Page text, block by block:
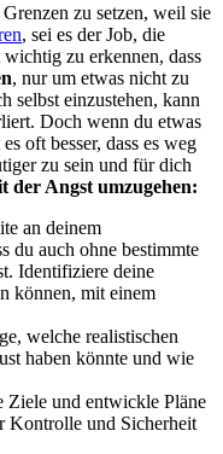
zu setzen, weil sie
, sei es der Job, die
zu erkennen, dass
, nur um etwas nicht zu
selbst einzustehen, kann
Doch wenn du etwas
oft besser, dass es weg
zu sein und für dich
der Angst umzugehen:
an deinem
du auch ohne bestimmte
Identifiziere deine
können, mit einem
welche realistischen
haben könnte und wie
Ziele und entwickle Pläne
Kontrolle und Sicherheit